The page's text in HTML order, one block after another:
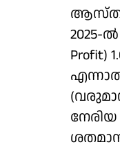
ആസ്ത
2025-
Profit)
നേരിയ